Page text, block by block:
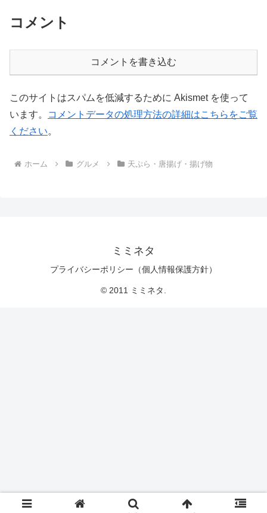
コメント
コメントを書き込む
このサイトはスパムを低減するために Akismet を使って
います。
コメントデータの処理方法の詳細はこちらをご覧
ください。
ホーム グルメ 天ぷら・唐揚げ・揚げ物
ミミネタ
プライバシーポリシー（個人情報保護方針）
© 2011 ミミネタ.